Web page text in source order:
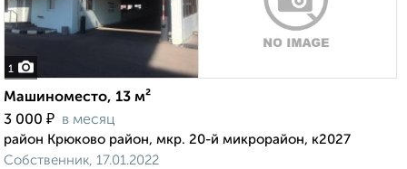
1
Машиноместо, 13 м²
3 000 ₽ в месяц
район Крюково район, мкр. 20-й микрорайон, к2027
Собственник, 17.01.2022